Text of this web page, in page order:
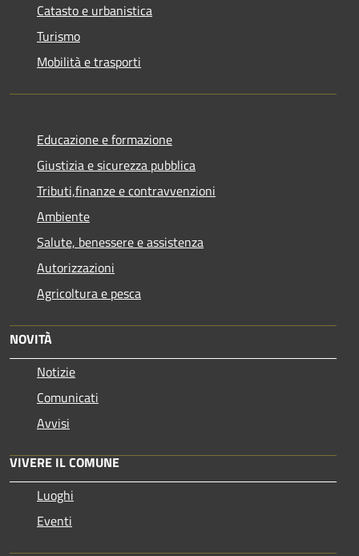
Catasto e urbanistica
Turismo
Mobilità e trasporti
Educazione e formazione
Giustizia e sicurezza pubblica
Tributi,finanze e contravvenzioni
Ambiente
Salute, benessere e assistenza
Autorizzazioni
Agricoltura e pesca
NOVITÀ
Notizie
Comunicati
Avvisi
VIVERE IL COMUNE
Luoghi
Eventi